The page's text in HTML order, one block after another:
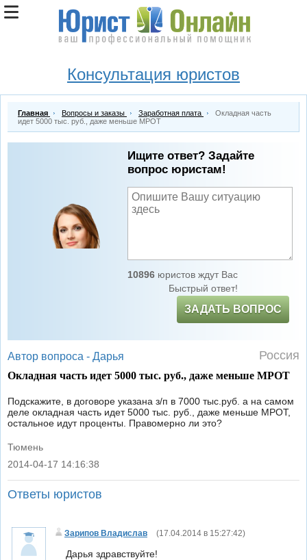
Консультация юристов
Главная Вопросы и заказы Заработная плата
Окладная часть
идет 5000 тыс. руб., даже меньше МРОТ
Ищите ответ? Задайте
вопрос юристам!
10896юристов ждут Вас
Быстрый ответ!
ЗАДАТЬ ВОПРОС
Автор вопроса - Дарья Россия
Окладная часть идет 5000 тыс. руб., даже меньше МРОТ
Подскажите, в договоре указана з/п в 7000 тыс.руб. а на самом
деле окладная часть идет 5000 тыс. руб., даже меньше МРОТ,
остальное идут проценты. Правомерно ли это?
Тюмень
|
2014-04-17 14:16:38
Ответы юристов
Зарипов Владислав (17.04.2014 в 15:27:42)
Дарья здравствуйте!